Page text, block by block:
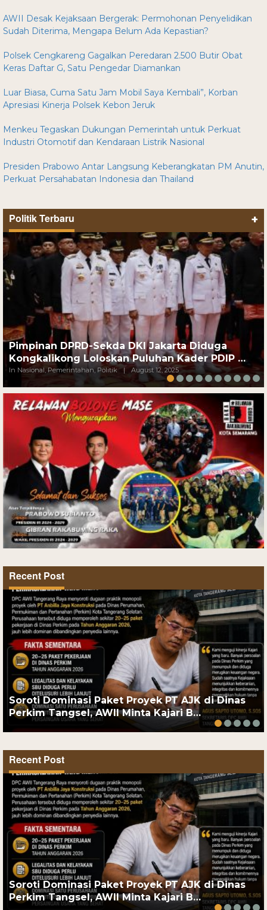
AWII Desak Kejaksaan Bergerak: Permohonan Penyelidikan
Sudah Diterima, Mengapa Belum Ada Kepastian?
Polsek Cengkareng Gagalkan Peredaran 2.500 Butir Obat
Keras Daftar G, Satu Pengedar Diamankan
Luar Biasa, Cuma Satu Jam Mobil Saya Kembali”, Korban
Apresiasi Kinerja Polsek Kebon Jeruk
Menkeu Tegaskan Dukungan Pemerintah untuk Perkuat
Industri Otomotif dan Kendaraan Listrik Nasional
Presiden Prabowo Antar Langsung Keberangkatan PM Anutin,
Perkuat Persahabatan Indonesia dan Thailand
Politik Terbaru +
Pimpinan DPRD-Sekda DKI Jakarta Diduga
Kongkalikong Loloskan Puluhan Kader PDIP …
In Nasional, Pemerintahan, Politik | August 12, 2025
Recent Post
Soroti Dominasi Paket Proyek PT AJK di Dinas
Perkim Tangsel, AWII Minta Kajari B…
Recent Post
Soroti Dominasi Paket Proyek PT AJK di Dinas
Perkim Tangsel, AWII Minta Kajari B…